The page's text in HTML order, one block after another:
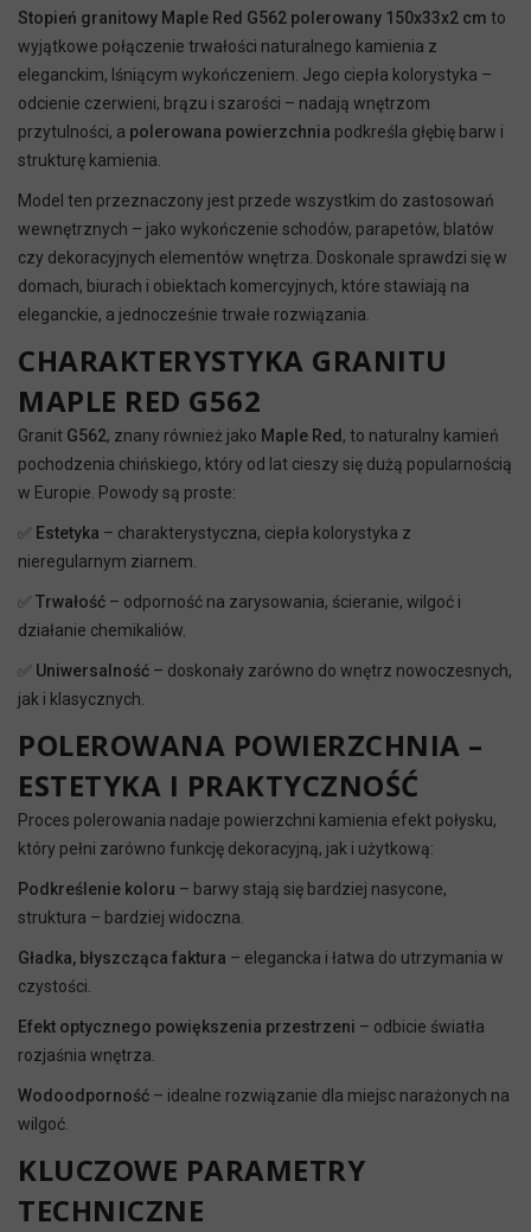
Stopień granitowy Maple Red G562 polerowany 150x33x2 cm to
wyjątkowe połączenie trwałości naturalnego kamienia z
eleganckim, lśniącym wykończeniem. Jego ciepła kolorystyka –
odcienie czerwieni, brązu i szarości – nadają wnętrzom
przytulności, a polerowana powierzchnia podkreśla głębię barw i
strukturę kamienia.
Model ten przeznaczony jest przede wszystkim do zastosowań
wewnętrznych – jako wykończenie schodów, parapetów, blatów
czy dekoracyjnych elementów wnętrza. Doskonale sprawdzi się w
domach, biurach i obiektach komercyjnych, które stawiają na
eleganckie, a jednocześnie trwałe rozwiązania.
CHARAKTERYSTYKA GRANITU
MAPLE RED G562
Granit G562, znany również jako Maple Red , to naturalny kamień
pochodzenia chińskiego, który od lat cieszy się dużą popularnością
w Europie. Powody są proste:
✅ Estetyka – charakterystyczna, ciepła kolorystyka z
nieregularnym ziarnem.
✅Trwałość – odporność na zarysowania, ścieranie, wilgoć i
działanie chemikaliów.
✅ Uniwersalność – doskonały zarówno do wnętrz nowoczesnych,
jak i klasycznych.
POLEROWANA POWIERZCHNIA –
ESTETYKA I PRAKTYCZNOŚĆ
Proces polerowania nadaje powierzchni kamienia efekt połysku,
który pełni zarówno funkcję dekoracyjną, jak i użytkową:
Podkreślenie koloru – barwy stają się bardziej nasycone,
struktura – bardziej widoczna.
Gładka, błyszcząca faktura – elegancka i łatwa do utrzymania w
czystości.
Efekt optycznego powiększenia przestrzeni – odbicie światła
rozjaśnia wnętrza.
Wodoodporność – idealne rozwiązanie dla miejsc narażonych na
wilgoć.
KLUCZOWE PARAMETRY
TECHNICZNE